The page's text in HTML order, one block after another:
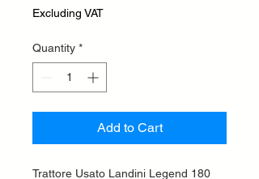
Excluding VAT
Quantity *
Add to Cart
Trattore Usato Landini Legend 180